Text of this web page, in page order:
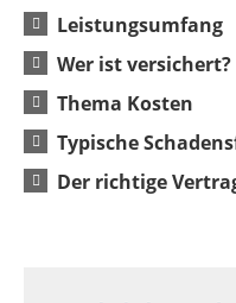
Leistungsumfang
Wer ist versichert?
Thema Kosten
Typische
Der richtige